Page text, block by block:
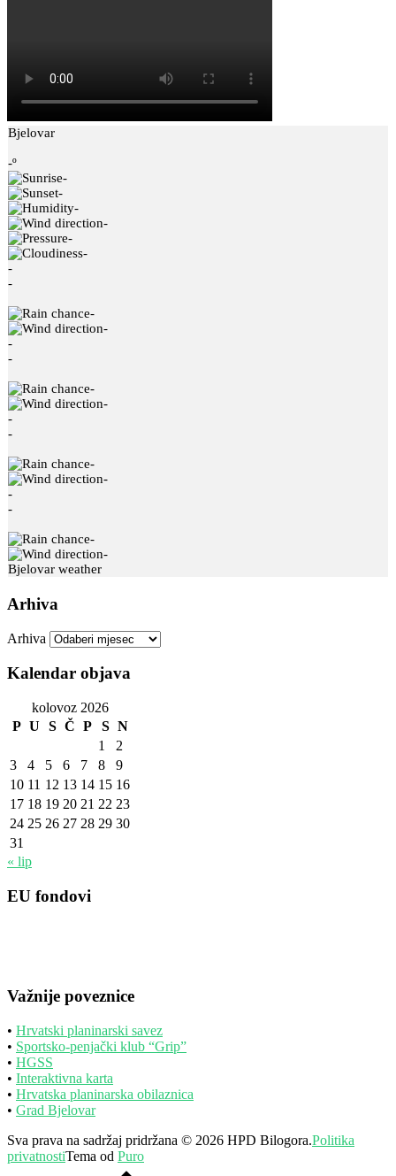
Bjelovar
-º
-
-
-
-
-
-
-
-
-
-
-
-
-
-
-
-
-
-
-
-
-
-
Bjelovar weather
Arhiva
Arhiva
Kalendar objava
kolovoz 2026
P U S Č P S N
1
2
3
4 5 6 7 8
9
10 11 12 13 14 15 16
17 18 19 20 21 22 23
24 25 26 27 28 29 30
31
« lip
EU fondovi
Važnije poveznice
• Hrvatski planinarski savez
• Sportsko-penjački klub “Grip”
• HGSS
• Interaktivna karta
• Hrvatska planinarska obilaznica
• Grad Bjelovar
Sva prava na sadržaj pridržana © 2026 HPD Bilogora.Politika
privatnostiTema od Puro